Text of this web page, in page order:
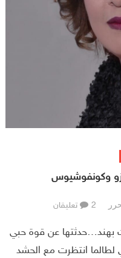
وكونفوشيوس
2 تعليقان
بهند…حدثتها عن قوة حبي
لطالما انتظرت مع الحشد